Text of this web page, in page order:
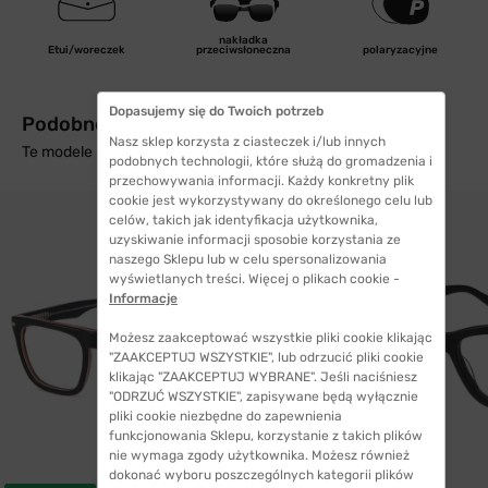
Etui/woreczek
nakładka
przeciwsłoneczna polaryzacyjne
Podobne produkty z wysyłką w 24h
Te modele mogą Cię zainteresować
Dopasujemy się do Twoich potrzeb
Nasz sklep korzysta z ciasteczek i/lub innych
podobnych technologii, które służą do gromadzenia i
przechowywania informacji. Każdy konkretny plik
cookie jest wykorzystywany do określonego celu lub
celów, takich jak identyfikacja użytkownika,
uzyskiwanie informacji sposobie korzystania ze
naszego Sklepu lub w celu spersonalizowania
wyświetlanych treści. Więcej o plikach cookie -
Informacje
Możesz zaakceptować wszystkie pliki cookie klikając
"ZAAKCEPTUJ WSZYSTKIE", lub odrzucić pliki cookie
klikając "ZAAKCEPTUJ WYBRANE". Jeśli naciśniesz
"ODRZUĆ WSZYSTKIE", zapisywane będą wyłącznie
pliki cookie niezbędne do zapewnienia
funkcjonowania Sklepu, korzystanie z takich plików
nie wymaga zgody użytkownika. Możesz również
dokonać wyboru poszczególnych kategorii plików